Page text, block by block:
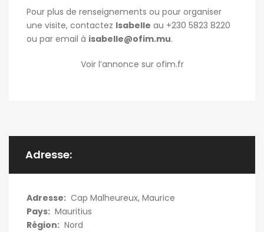
Pour plus de renseignements ou pour organiser
une visite, contactez Isabelle au +230 5823 8220
ou par email à isabelle@ofim.mu.
Voir l’annonce sur ofim.fr
Adresse:
Adresse: Cap Malheureux, Maurice
Pays: Mauritius
Région: Nord